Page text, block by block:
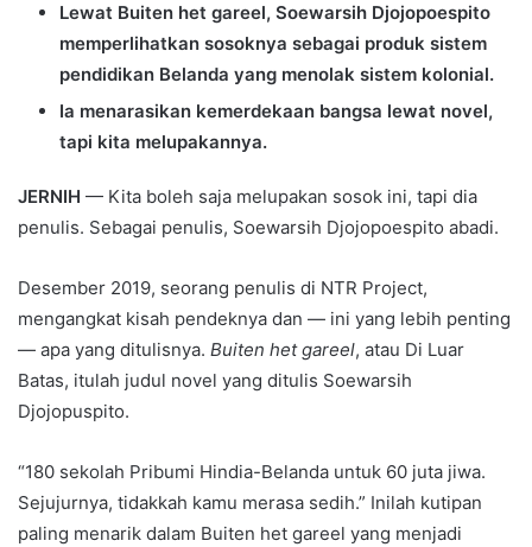
Lewat Buiten het gareel, Soewarsih Djojopoespito
memperlihatkan sosoknya sebagai produk sistem
pendidikan Belanda yang menolak sistem kolonial.
Ia menarasikan kemerdekaan bangsa lewat novel,
tapi kita melupakannya.
JERNIH — Kita boleh saja melupakan sosok ini, tapi dia
penulis. Sebagai penulis, Soewarsih Djojopoespito abadi.
Desember 2019, seorang penulis di NTR Project,
mengangkat kisah pendeknya dan — ini yang lebih penting
— apa yang ditulisnya. Buiten het gareel, atau Di Luar
Batas, itulah judul novel yang ditulis Soewarsih
Djojopuspito.
“180 sekolah Pribumi Hindia-Belanda untuk 60 juta jiwa.
Sejujurnya, tidakkah kamu merasa sedih.” Inilah kutipan
paling menarik dalam Buiten het gareel yang menjadi